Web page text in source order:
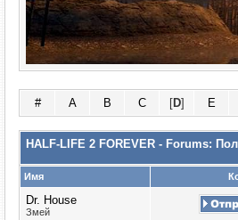
# A B C [D] E
HALF-LIFE 2 FOREVER - Forums:
Имя
Dr. House
Змей